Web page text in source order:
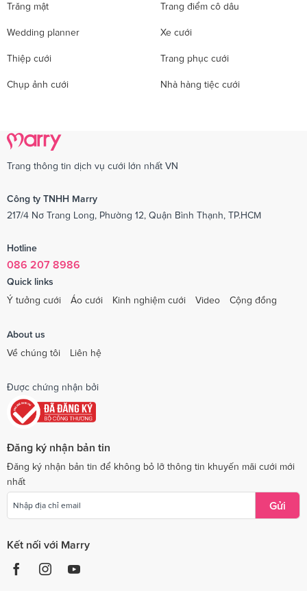
Trăng mật Trang điểm cô dâu
Wedding planner Xe cưới
Thiệp cưới Trang phục cưới
Chụp ảnh cưới Nhà hàng tiệc cưới
Trang thông tin dịch vụ cưới lớn nhất VN
Công ty TNHH Marry
217/4 Nơ Trang Long, Phường 12, Quận Bình Thạnh, TP.HCM
Hotline
086 207 8986
Quick links
Ý tưởng cưới
Áo cưới Kinh nghiệm cưới Video Cộng đồng
About us
Về chúng tôi
Liên hệ
Được chứng nhận bởi
Đăng ký nhận bản tin
Đăng ký nhận bản tin để không bỏ lỡ thông tin khuyến mãi cưới mới
nhất
Gửi
Kết nối với Marry